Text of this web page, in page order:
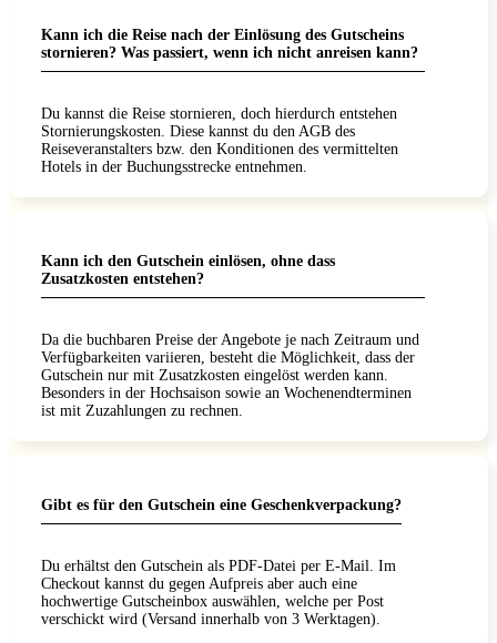
Kann ich die Reise nach der Einlösung des Gutscheins
stornieren? Was passiert, wenn ich nicht anreisen kann?
Du kannst die Reise stornieren, doch hierdurch entstehen
Stornierungskosten. Diese kannst du den AGB des
Reiseveranstalters bzw. den Konditionen des vermittelten
Hotels in der Buchungsstrecke entnehmen.
Kann ich den Gutschein einlösen, ohne dass
Zusatzkosten entstehen?
Da die buchbaren Preise der Angebote je nach Zeitraum und
Verfügbarkeiten variieren, besteht die Möglichkeit, dass der
Gutschein nur mit Zusatzkosten eingelöst werden kann.
Besonders in der Hochsaison sowie an Wochenendterminen
ist mit Zuzahlungen zu rechnen.
Gibt es für den Gutschein eine Geschenkverpackung?
Du erhältst den Gutschein als PDF-Datei per E-Mail. Im
Checkout kannst du gegen Aufpreis aber auch eine
hochwertige Gutscheinbox auswählen, welche per Post
verschickt wird (Versand innerhalb von 3 Werktagen).